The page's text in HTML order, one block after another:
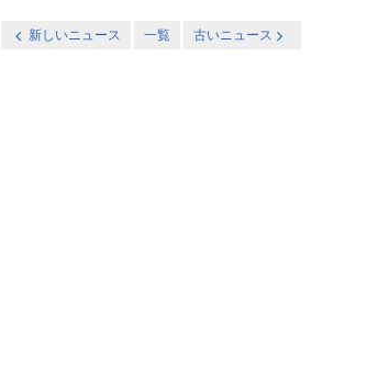
新しいニュース 一覧 古いニュース